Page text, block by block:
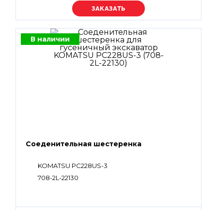
Уточняйте цену
В наличии
Соеденительная шестеренка
KOMATSU PC228US-3
708-2L-22130